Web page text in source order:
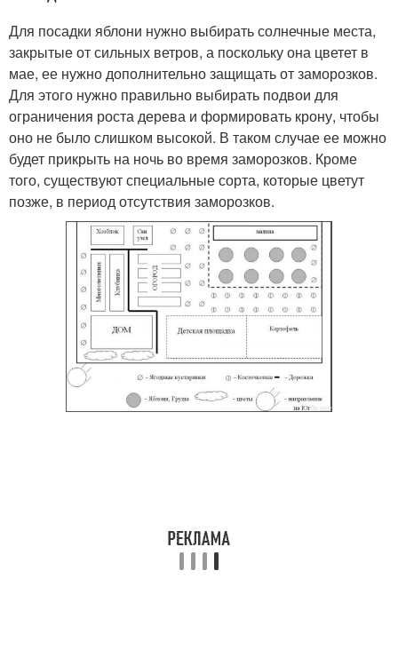
Для посадки яблони нужно выбирать солнечные места,
закрытые от сильных ветров, а поскольку она цветет в
мае, ее нужно дополнительно защищать от заморозков.
Для этого нужно правильно выбирать подвои для
ограничения роста дерева и формировать крону, чтобы
оно не было слишком высокой. В таком случае ее можно
будет прикрыть на ночь во время заморозков. Кроме
того, существуют специальные сорта, которые цветут
позже, в период отсутствия заморозков.